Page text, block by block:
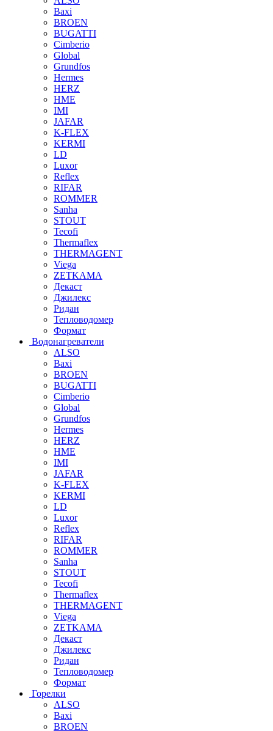
Baxi
BROEN
BUGATTI
Cimberio
Global
Grundfos
Hermes
HERZ
HME
IMI
JAFAR
K-FLEX
KERMI
LD
Luxor
Reflex
RIFAR
ROMMER
Sanha
STOUT
Tecofi
Thermaflex
THERMAGENT
Viega
ZETKAMA
Декаст
Джилекс
Ридан
Тепловодомер
Формат
Водонагреватели
ALSO
Baxi
BROEN
BUGATTI
Cimberio
Global
Grundfos
Hermes
HERZ
HME
IMI
JAFAR
K-FLEX
KERMI
LD
Luxor
Reflex
RIFAR
ROMMER
Sanha
STOUT
Tecofi
Thermaflex
THERMAGENT
Viega
ZETKAMA
Декаст
Джилекс
Ридан
Тепловодомер
Формат
Горелки
ALSO
Baxi
BROEN